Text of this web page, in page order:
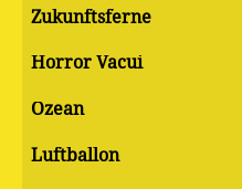
Zukunftsferne
Horror Vacui
Ozean
Luftballon